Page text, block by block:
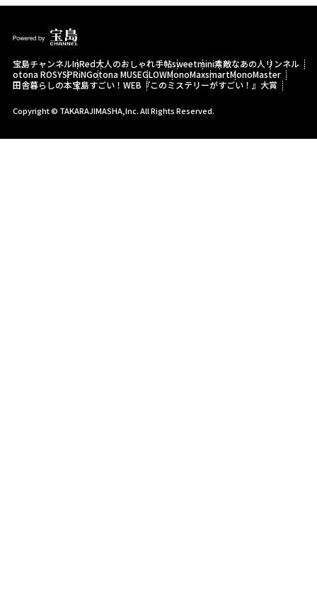
宝島チャンネルInRed大人のおしゃれ手帖sweetmini素敵なあの人 リンネル
otona ROSYSPRiNGotona MUSEGLOWMonoMaxsmartMonoMaster
田舎暮らしの本宝島すごい！WEB 『このミステリーがすごい！』大賞
Copyright © TAKARAJIMASHA,Inc. All Rights Reserved.